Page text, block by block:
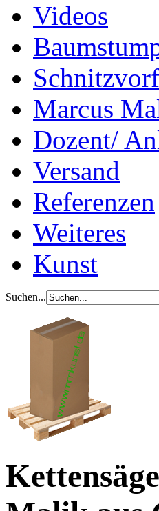
Videos
Marcus
Dozent/
Versand
Referenzen
Weiteres
Kunst
Suchen...